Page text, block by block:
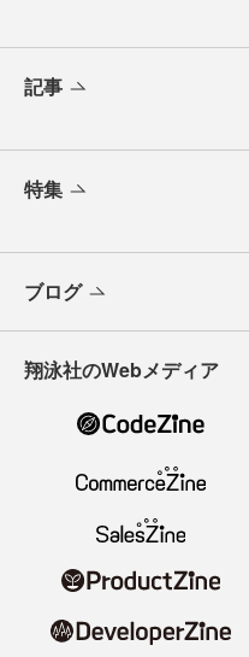
記事
特集
ブログ
翔泳社のWebメディア